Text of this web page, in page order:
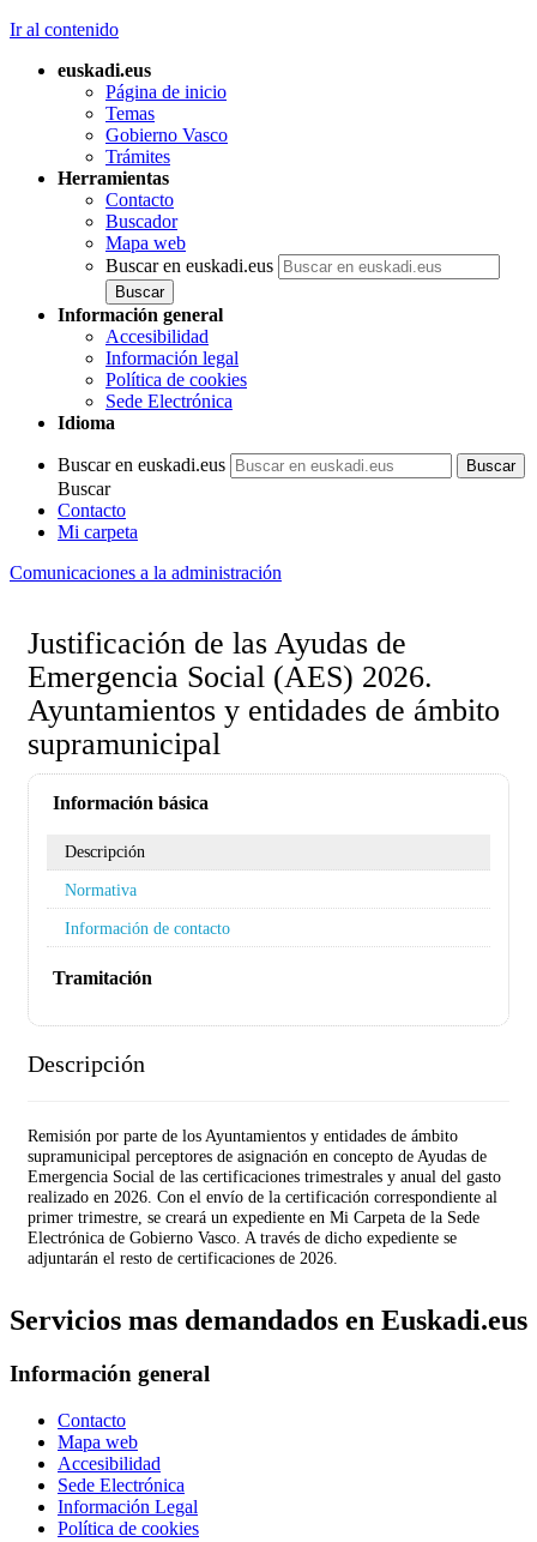
Ir al contenido
euskadi.eus
Página de inicio
Temas
Gobierno Vasco
Trámites
Herramientas
Contacto
Buscador
Mapa web
Buscar en euskadi.eus
Información general
Accesibilidad
Información legal
Política de cookies
Sede Electrónica
Idioma
Buscar en euskadi.eus
Buscar
Contacto
Mi carpeta
Comunicaciones a la administración
Justificación de las Ayudas de
Emergencia Social (AES) 2026.
Ayuntamientos y entidades de ámbito
supramunicipal
Información básica
Descripción
Normativa
Información de contacto
Tramitación
Descripción
Remisión por parte de los Ayuntamientos y entidades de ámbito
supramunicipal perceptores de asignación en concepto de Ayudas de
Emergencia Social de las certificaciones trimestrales y anual del gasto
realizado en 2026. Con el envío de la certificación correspondiente al
primer trimestre, se creará un expediente en Mi Carpeta de la Sede
Electrónica de Gobierno Vasco. A través de dicho expediente se
adjuntarán el resto de certificaciones de 2026.
Servicios mas demandados en Euskadi.eus
Información general
Contacto
Mapa web
Accesibilidad
Sede Electrónica
Información Legal
Política de cookies